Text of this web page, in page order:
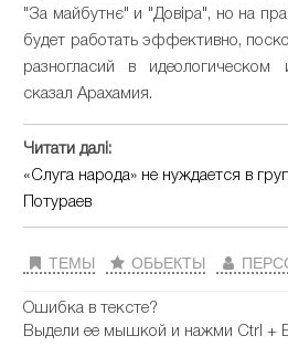
"За майбутнє" и "Довіра", но на
будет работать эффективно,
разногласий в идеологическом
сказал Арахамия.
Читати далі:
«Слуга народа» не нуждается в
Потураев
ТЕМЫ ОБЬЕКТЫ
Ошибка в тексте?
Выдели ее мышкой и нажми Ctrl +